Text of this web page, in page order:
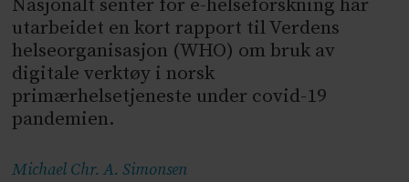
Nasjonalt senter for e-helseforskning har
utarbeidet en kort rapport til Verdens
helseorganisasjon (WHO) om bruk av
digitale verktøy i norsk
primærhelsetjeneste under covid-19
pandemien.
Michael Chr. A. Simonsen